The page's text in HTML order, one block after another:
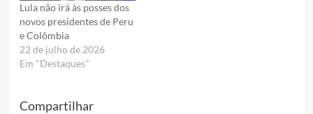
Lula não irá às posses dos
novos presidentes de Peru
e Colômbia
22 de julho de 2026
Em "Destaques"
Compartilhar